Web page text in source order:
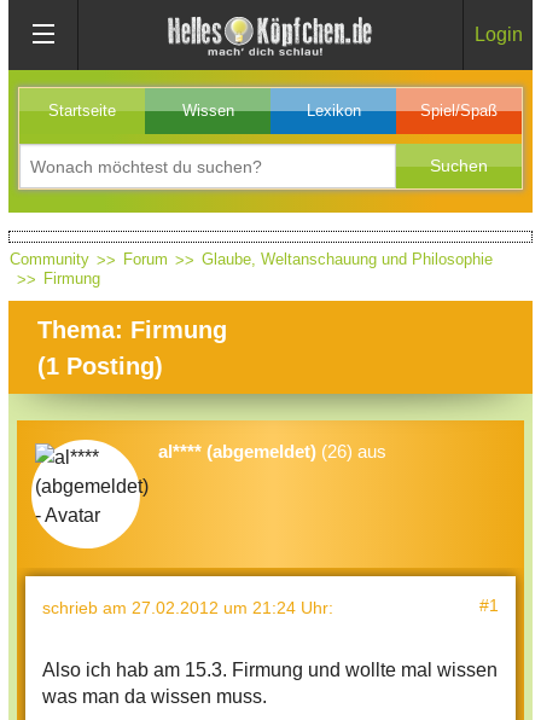
Login
Startseite Wissen Lexikon Spiel/Spaß
Community Forum
Glaube, Weltanschauung und Philosophie
Firmung
Thema: Firmung
(1 Posting)
al**** (abgemeldet) (26) aus
schrieb am 27.02.2012 um 21:24 Uhr: #1
Also ich hab am 15.3. Firmung und wollte mal wissen
was man da wissen muss.